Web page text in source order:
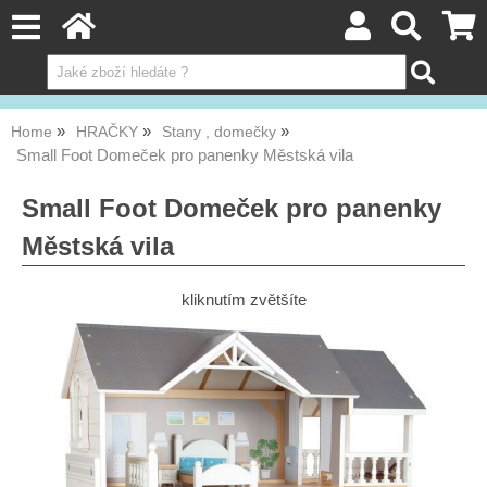
Home HRAČKY Stany , domečky
Small Foot Domeček pro panenky Městská vila
Small Foot Domeček pro panenky
Městská vila
kliknutím zvětšíte